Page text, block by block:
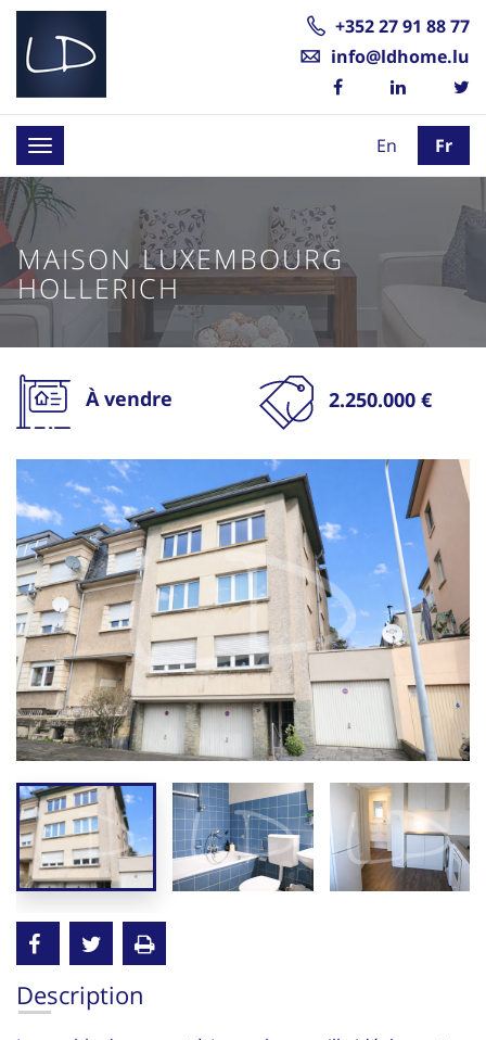
+352 27 91 88 77
info@ldhome.lu
Toggle
navigation
En Fr
MAISON LUXEMBOURG
HOLLERICH
À vendre 2.250.000 €
Description